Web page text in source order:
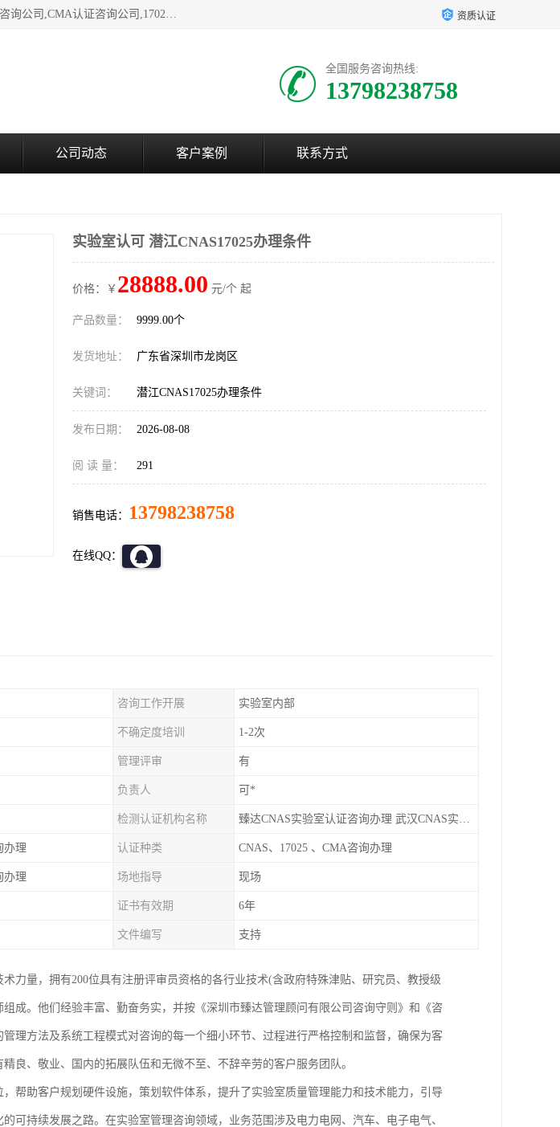
深圳市臻达管理顾问有限公司成立于2006，注册地位于广东深圳市。经营范围有：实验室认证咨询公司,CMA认证咨询公司,17020资质认证辅导机构,CNAS认证咨询,CMA资质办理,CMA咨询,实验室认可咨询,CNAS认可咨询,CNAS认证办理,17025认证咨询,17020认证咨询办理,17020认可咨询等，欢迎有需要的前来咨询。 资质认证
全国服务咨询热线:
13798238758
公司动态 客户案例 联系方式
实验室认可 潜江CNAS17025办理条件
价格：￥ 28888.00 元/个 起
产品数量： 9999.00个
发货地址： 广东省深圳市龙岗区
关键词： 潜江CNAS17025办理条件
发布日期： 2026-08-08
阅 读 量： 291
销售电话： 13798238758
在线QQ：
咨询工作开展 实验室内部
不确定度培训 1-2次
管理评审 有
负责人 可*
检测认证机构名称 臻达CNAS实验室认证咨询办理 武汉CNAS实验室认可办理
办理 认证种类 CNAS、17025 、CMA咨询办理
办理 场地指导 现场
证书有效期 6年
文件编写 支持
力量，拥有200位具有注册评审员资格的各行业技术(含政府特殊津贴、研究员、教授级
成。他们经验丰富、勤奋务实，并按《深圳市臻达管理顾问有限公司咨询守则》和《咨
理方法及系统工程模式对咨询的每一个细小环节、过程进行严格控制和监督，确保为客
良、敬业、国内的拓展队伍和无微不至、不辞辛劳的客户服务团队。
帮助客户规划硬件设施，策划软件体系，提升了实验室质量管理能力和技术能力，引导
可持续发展之路。在实验室管理咨询领域，业务范围涉及电力电网、汽车、电子电气、